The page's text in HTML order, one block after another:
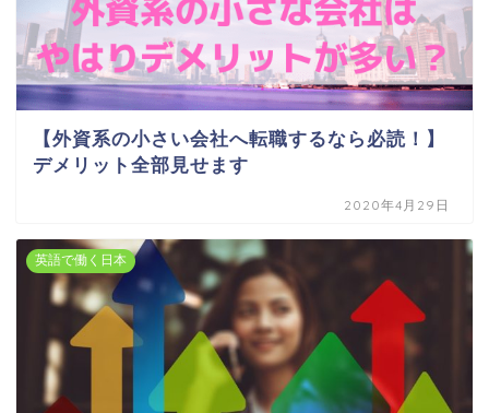
【外資系の小さい会社へ転職するなら必読！】
デメリット全部見せます
2020年4月29日
英語で働く日本